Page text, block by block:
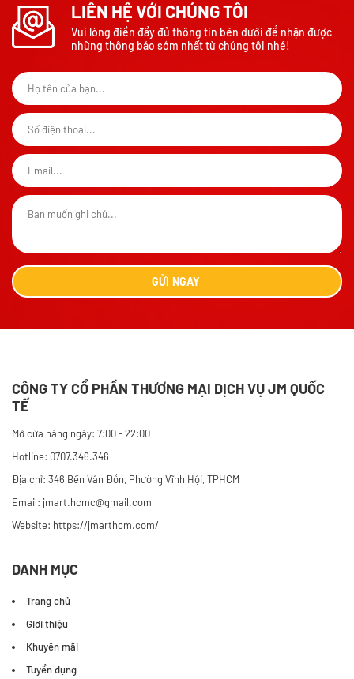
LIÊN HỆ VỚI CHÚNG TÔI
Vui lòng điền đầy đủ thông tin bên dưới để nhận được
những thông báo sớm nhất từ chúng tôi nhé!
GỬI NGAY
CÔNG TY CỔ PHẦN THƯƠNG MẠI DỊCH VỤ JM QUỐC
TẾ
Mở cửa hàng ngày: 7:00 - 22:00
Hotline: 0707.346.346
Địa chỉ: 346 Bến Vân Đồn, Phường Vĩnh Hội, TPHCM
Email: jmart.hcmc@gmail.com
Website: https://jmarthcm.com/
DANH MỤC
Trang chủ
Giới thiệu
Khuyến mãi
Tuyển dụng